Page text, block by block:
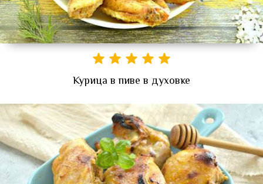
Курица в пиве в духовке